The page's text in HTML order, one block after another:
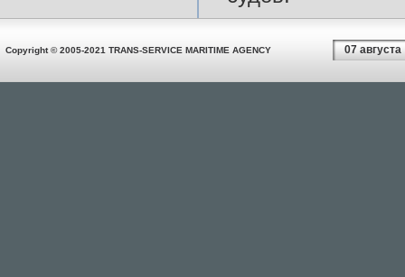
Copyright © 2005-2021 TRANS-SERVICE MARITIME AGENCY 07 августа